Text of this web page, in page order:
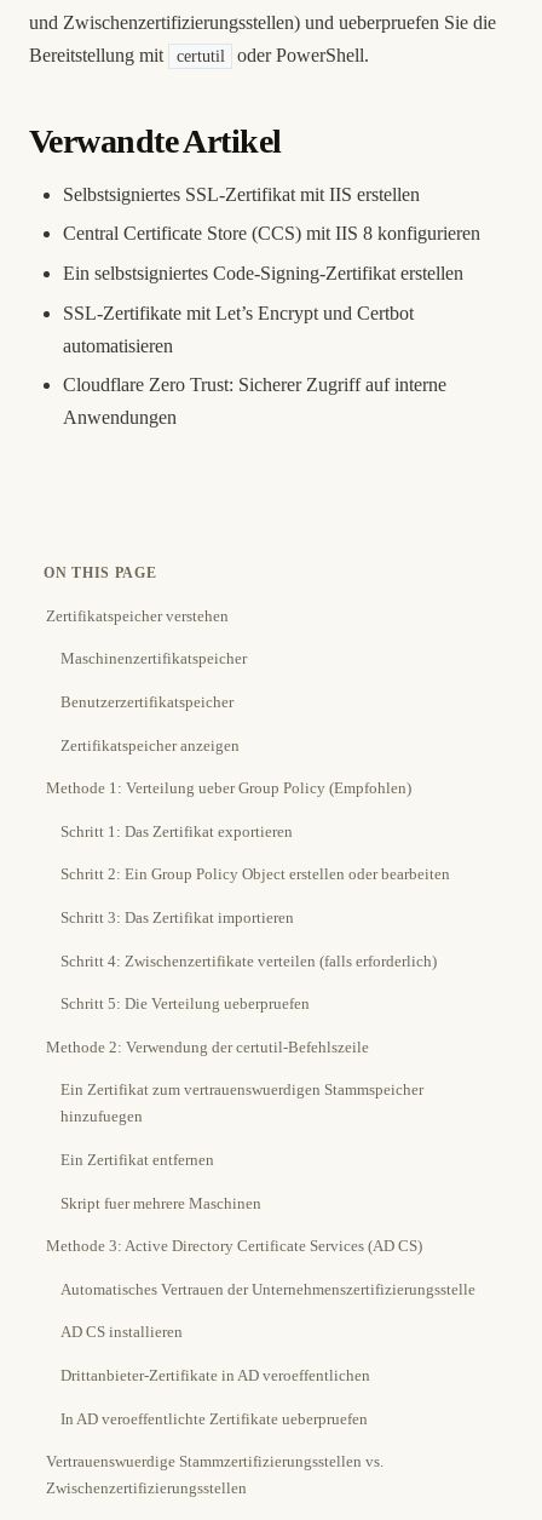
und Zwischenzertifizierungsstellen) und ueberpruefen Sie die
Bereitstellung mit
certutil oder PowerShell.
Verwandte Artikel
Selbstsigniertes SSL-Zertifikat mit IIS erstellen
Central Certificate Store (CCS) mit IIS 8 konfigurieren
Ein selbstsigniertes Code-Signing-Zertifikat erstellen
SSL-Zertifikate mit Let’s Encrypt und Certbot
automatisieren
Cloudflare Zero Trust: Sicherer Zugriff auf interne
Anwendungen
ON THIS PAGE
Zertifikatspeicher verstehen
Maschinenzertifikatspeicher
Benutzerzertifikatspeicher
Zertifikatspeicher anzeigen
Methode 1: Verteilung ueber Group Policy (Empfohlen)
Schritt 1: Das Zertifikat exportieren
Schritt 2: Ein Group Policy Object erstellen oder bearbeiten
Schritt 3: Das Zertifikat importieren
Schritt 4: Zwischenzertifikate verteilen (falls erforderlich)
Schritt 5: Die Verteilung ueberpruefen
Methode 2: Verwendung der certutil-Befehlszeile
Ein Zertifikat zum vertrauenswuerdigen Stammspeicher
hinzufuegen
Ein Zertifikat entfernen
Skript fuer mehrere Maschinen
Methode 3: Active Directory Certificate Services (AD CS)
Automatisches Vertrauen der Unternehmenszertifizierungsstelle
AD CS installieren
Drittanbieter-Zertifikate in AD veroeffentlichen
In AD veroeffentlichte Zertifikate ueberpruefen
Vertrauenswuerdige Stammzertifizierungsstellen vs.
Zwischenzertifizierungsstellen